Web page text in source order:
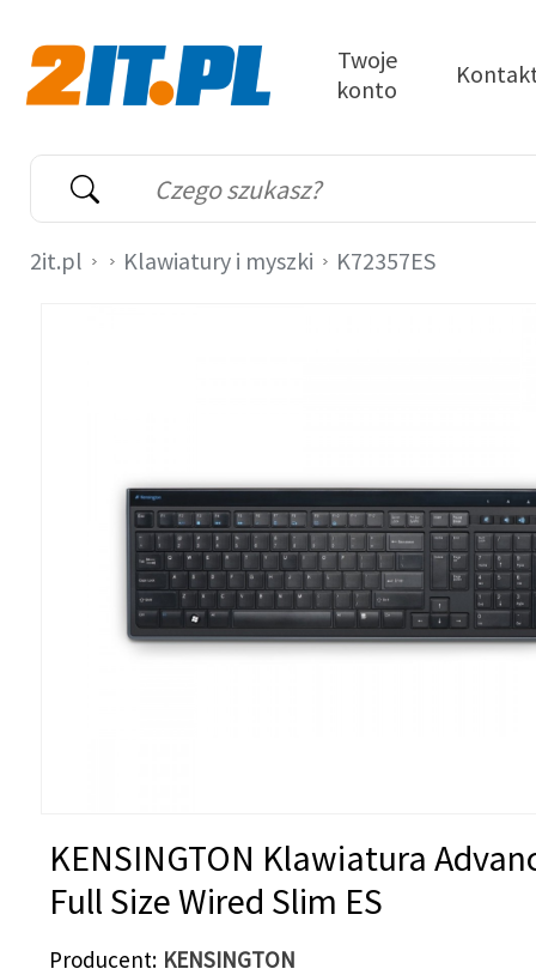
Wyszukiwarka
Słowo kluczowe
Twoje
konto
2it.pl Klawiatury i myszki K72357ES
KENSINGTON Klawiatura
Full Size Wired Slim ES
Producent KENSINGTON